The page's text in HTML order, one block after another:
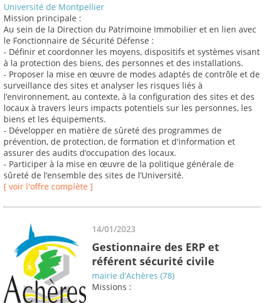
Université de Montpellier
Mission principale :
Au sein de la Direction du Patrimoine Immobilier et en lien avec
le Fonctionnaire de Sécurité Défense :
- Définir et coordonner les moyens, dispositifs et systèmes visant
à la protection des biens, des personnes et des installations.
- Proposer la mise en œuvre de modes adaptés de contrôle et de
surveillance des sites et analyser les risques liés à
l’environnement, au contexte, à la configuration des sites et des
locaux à travers leurs impacts potentiels sur les personnes, les
biens et les équipements.
- Développer en matière de sûreté des programmes de
prévention, de protection, de formation et d'information et
assurer des audits d’occupation des locaux.
- Participer à la mise en œuvre de la politique générale de
sûreté de l’ensemble des sites de l’Université.
[ voir l'offre complète ]
14/01/2023
Gestionnaire des ERP et
référent sécurité civile
mairie d’Achères (78)
Missions :